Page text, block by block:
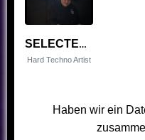
SELECTEDNOOB
Hard Techno Artist
Haben wir ein